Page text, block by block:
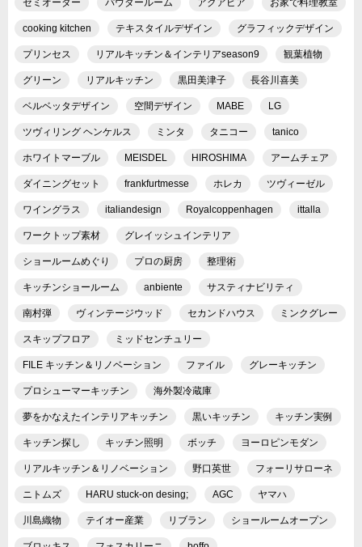
セミオーダー パウダールーム アクアピア お家で料理教室
cooking kitchen テキスタイルデザイン グラフィックデザイン
プリンセス リアルキッチン＆インテリアseason9 観葉植物
グリーン リアルキッチン 黒田美津子 長谷川喜美
ベルベッタデザイン 空間デザイン MABE LG
ツヴィリング ヘンケルス ミンタ タニコー tanico
ホワイトマーブル MEISDEL HIROSHIMA アームチェア
ダイニングセット frankfurtmesse ホレカ ツヴィーゼル
ワイングラス italiandesign Royalcoppenhagen ittalla
ワークトップ素材 グレイッシュインテリア
ショールームめぐり プロの厨房 整理術
キッチンショールーム anbiente サスティナビリティ
南村弾 ヴィンテージウッド セカンドハウス ミンクグレー
スキップフロア ミッドセンチュリー
FILE キッチン＆リノベーション ファイル グレーキッチン
プロシューマーキッチン 海外製冷蔵庫
夢をかなえたインテリアキッチン 黒いキッチン キッチン実例
キッチン探し キッチン照明 ボッチ ヨーロピンモダン
リアルキッチン＆リノベーション 野口英世 フォーリサローネ
ニトムズ HARU stuck-on desing; AGC ヤマハ
川島織物 テイオー産業 リブラン ショールームオープン